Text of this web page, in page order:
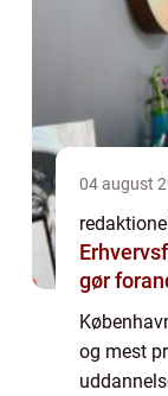
04 august
gør
og mest